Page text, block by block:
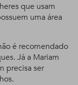
que usam
uma área
é recomendado
Já a Mariam
precisa ser